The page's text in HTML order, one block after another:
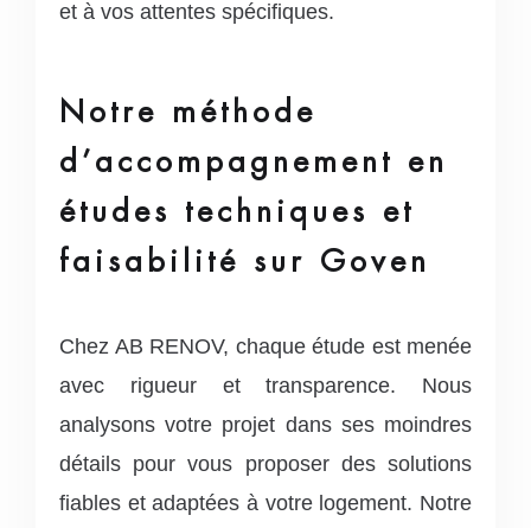
et à vos attentes spécifiques.
Notre méthode
d’accompagnement en
études techniques et
faisabilité sur Goven
Chez AB RENOV, chaque étude est menée
avec rigueur et transparence. Nous
analysons votre projet dans ses moindres
détails pour vous proposer des solutions
fiables et adaptées à votre logement. Notre